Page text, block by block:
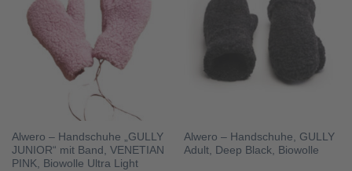
Alwero – Handschuhe „GULLY
JUNIOR“ mit Band, VENETIAN
PINK, Biowolle Ultra Light
Alwero – Handschuhe, GULLY
Adult, Deep Black, Biowolle